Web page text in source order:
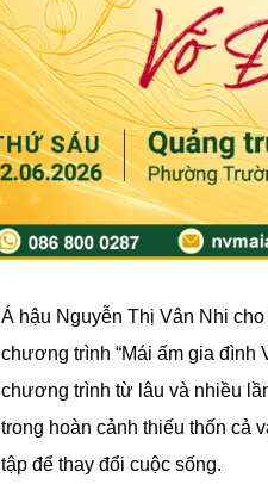
Á hậu Nguyễn Thị Vân Nhi
chương trình “Mái ấm gia đình
chương trình từ lâu và nhiều
trong hoàn cảnh thiếu thốn cả
tập để thay đổi cuộc sống.